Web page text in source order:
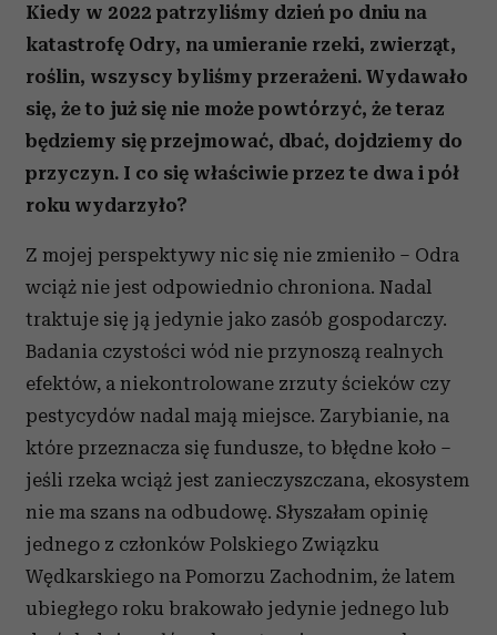
Kiedy w 2022 patrzyliśmy dzień po dniu na
katastrofę Odry, na umieranie rzeki, zwierząt,
roślin, wszyscy byliśmy przerażeni. Wydawało
się, że to już się nie może powtórzyć, że teraz
będziemy się przejmować, dbać, dojdziemy do
przyczyn. I co się właściwie przez te dwa i pół
roku wydarzyło?
Z mojej perspektywy nic się nie zmieniło – Odra
wciąż nie jest odpowiednio chroniona. Nadal
traktuje się ją jedynie jako zasób gospodarczy.
Badania czystości wód nie przynoszą realnych
efektów, a niekontrolowane zrzuty ścieków czy
pestycydów nadal mają miejsce. Zarybianie, na
które przeznacza się fundusze, to błędne koło –
jeśli rzeka wciąż jest zanieczyszczana, ekosystem
nie ma szans na odbudowę. Słyszałam opinię
jednego z członków Polskiego Związku
Wędkarskiego na Pomorzu Zachodnim, że latem
ubiegłego roku brakowało jedynie jednego lub